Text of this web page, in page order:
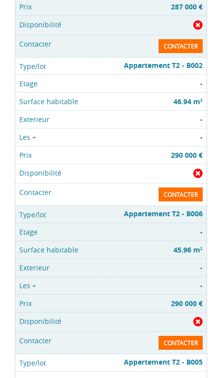
287 000 €
CONTACTER
Appartement T2 - B002
-
46.94 m2
-
-
290 000 €
CONTACTER
Appartement T2 - B006
-
45.96 m2
-
-
290 000 €
CONTACTER
Appartement T2 - B005